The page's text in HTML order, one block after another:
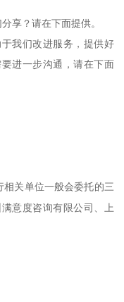
享？请在下面提供。
我们改进服务，提供好
进一步沟通，请在下面
相关单位一般会委托的三
意度咨询有限公司、 上